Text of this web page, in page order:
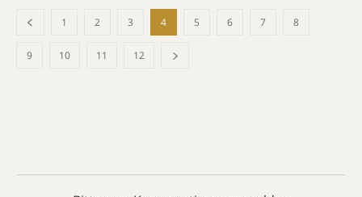
1 2 3 4 5 6 7 8
9 10 11 12